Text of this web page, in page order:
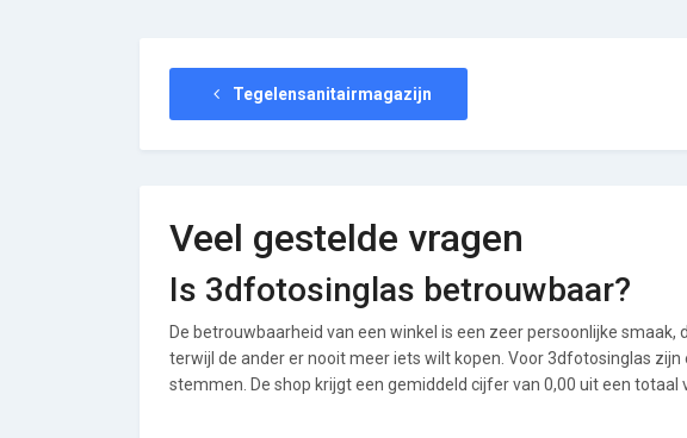
Tegelensanitairmagazijn
Veel gestelde vragen
Is 3dfotosinglas betrouwbaar?
De betrouwbaarheid van een winkel is een zeer persoonlijke smaak,
terwijl de ander er nooit meer iets wilt kopen. Voor 3dfotosinglas
stemmen. De shop krijgt een gemiddeld cijfer van 0,00 uit een totaal